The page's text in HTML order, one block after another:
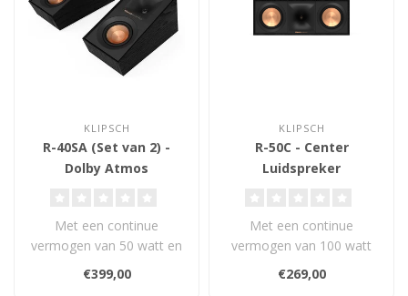
KLIPSCH
R-40SA (Set van 2) -
Dolby Atmos
Met een continue
vermogen van 50 watt en
een gevoeligheid van 91
dB zorgen deze ..
€399,00
KLIPSCH
R-50C - Center
Luidspreker
Met een continue
vermogen van 100 watt
en een gevoeligheid van
96 dB zorgt deze ..
€269,00